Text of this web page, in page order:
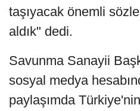
taşıyacak önemli
aldık" dedi.
Savunma Sanayii
sosyal medya
paylaşımda